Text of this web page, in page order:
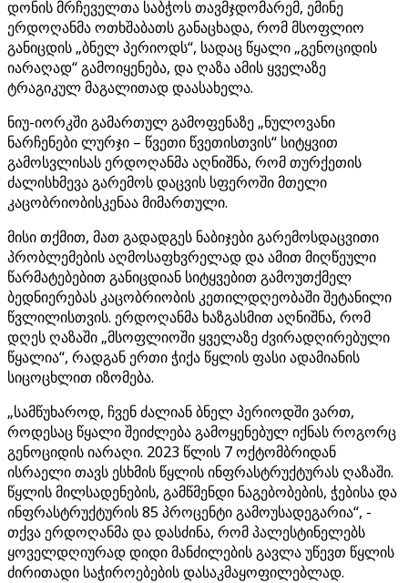
დონის მრჩეველთა საბჭოს თავმჯდომარემ, ემინე
ერდოღანმა ოთხშაბათს განაცხადა, რომ მსოფლიო
განიცდის „ბნელ პერიოდს“, სადაც წყალი „გენოციდის
იარაღად“ გამოიყენება, და ღაზა ამის ყველაზე
ტრაგიკულ მაგალითად დაასახელა.
ნიუ-იორკში გამართულ გამოფენაზე „ნულოვანი
ნარჩენები ლურჯი – წვეთი წვეთისთვის“ სიტყვით
გამოსვლისას ერდოღანმა აღნიშნა, რომ თურქეთის
ძალისხმევა გარემოს დაცვის სფეროში მთელი
კაცობრიობისკენაა მიმართული.
მისი თქმით, მათ გადადგეს ნაბიჯები გარემოსდაცვითი
პრობლემების აღმოსაფხვრელად და ამით მიღწეული
წარმატებებით განიცდიან სიტყვებით გამოუთქმელ
ბედნიერებას კაცობრიობის კეთილდღეობაში შეტანილი
წვლილისთვის. ერდოღანმა ხაზგასმით აღნიშნა, რომ
დღეს ღაზაში „მსოფლიოში ყველაზე ძვირადღირებული
წყალია“, რადგან ერთი ჭიქა წყლის ფასი ადამიანის
სიცოცხლით იზომება.
„სამწუხაროდ, ჩვენ ძალიან ბნელ პერიოდში ვართ,
როდესაც წყალი შეიძლება გამოყენებულ იქნას როგორც
გენოციდის იარაღი. 2023 წლის 7 ოქტომბრიდან
ისრაელი თავს ესხმის წყლის ინფრასტრუქტურას ღაზაში.
წყლის მილსადენების, გამწმენდი ნაგებობების, ჭებისა და
ინფრასტრუქტურის 85 პროცენტი გამოუსადეგარია“, -
თქვა ერდოღანმა და დასძინა, რომ პალესტინელებს
ყოველდღიურად დიდი მანძილების გავლა უწევთ წყლის
ძირითადი საჭიროებების დასაკმაყოფილებლად.